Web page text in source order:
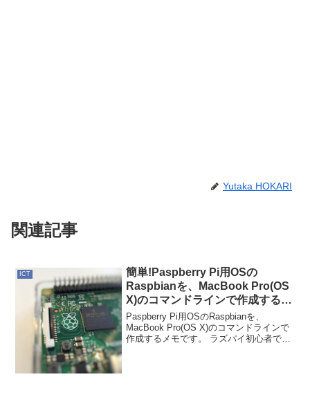
Yutaka HOKARI
関連記事
ICT
簡単!Paspberry Pi用OSの
Raspbianを、MacBook Pro(OS
X)のコマンドラインで作成する方
法。
Paspberry Pi用OSのRaspbianを、
MacBook Pro(OS X)のコマンドラインで
作成するメモです。 ラズパイ初心者で、